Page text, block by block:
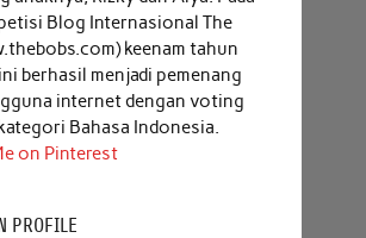
Blog Internasional The
keenam tahun
berhasil menjadi pemenang
internet dengan voting
Bahasa Indonesia.
PROFILE